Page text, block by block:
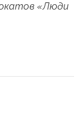
«Люди